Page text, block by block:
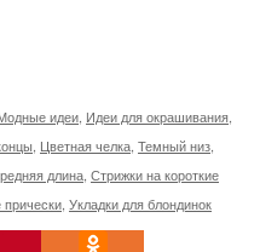
идеи Идеи для окрашивания
Цветная челка Темный низ
длина Стрижки на короткие
Укладки для блондинок